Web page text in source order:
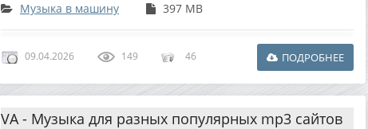
Музыка в машину 397 MB
09.04.2026 149 46 ПОДРОБНЕЕ
VA - Музыка для разных популярных mp3 сайтов